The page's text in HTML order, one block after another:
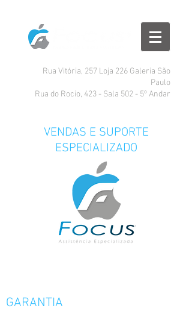
Rua Vitória, 257 Loja 226 Galeria São
Paulo
Rua do Rocio, 423 - Sala 502 - 5º Andar
GARANTIA
VENDAS E SUPORTE
ESPECIALIZADO